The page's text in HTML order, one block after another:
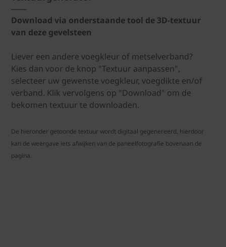
Download via onderstaande tool de 3D-textuur
van deze gevelsteen
Liever een andere voegkleur of metselverband?
Kies dan voor de knop "Textuur aanpassen",
selecteer uw gewenste voegkleur, voegdikte en/of
verband. Klik vervolgens op "Download" om de
bekomen textuur te downloaden.
De hieronder getoonde textuur wordt digitaal gegenereerd, hierdoor
kan de weergave iets afwijken van de paneelfotografie bovenaan de
pagina.